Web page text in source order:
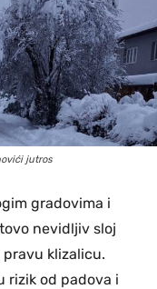
jutros
gradovima i
nevidljiv sloj
klizalicu.
rizik od padova i